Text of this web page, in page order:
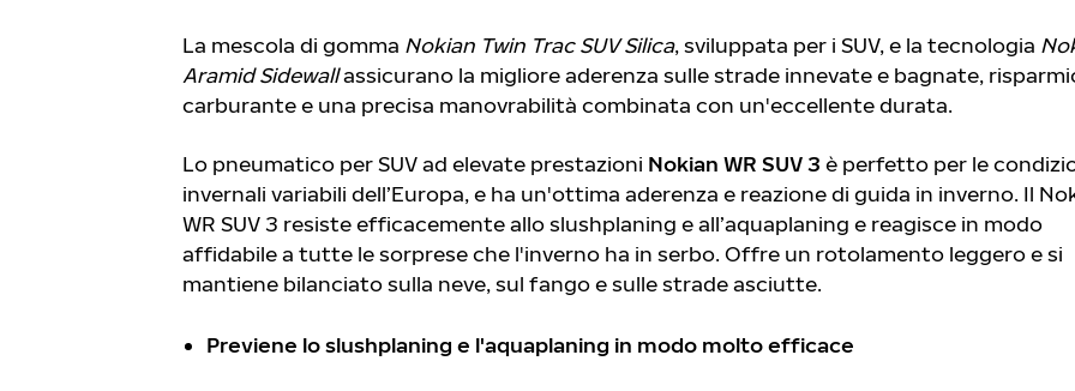
La mescola di gomma Nokian Twin Trac SUV Silica, sviluppata per i SUV, e la tecnologia
Aramid Sidewallassicurano la migliore aderenza sulle strade innevate e bagnate,
carburante e una precisa manovrabilità combinata con un'eccellente durata.
Lo pneumatico per SUV ad elevate prestazioni Nokian WR SUV 3 è perfetto per le
invernali variabili dell’Europa, e ha un'ottima aderenza e reazione di guida in inverno. Il
WR SUV 3 resiste efficacemente allo slushplaning e all’aquaplaning e reagisce in modo
affidabile a tutte le sorprese che l'inverno ha in serbo. Offre un rotolamento leggero e si
mantiene bilanciato sulla neve, sul fango e sulle strade asciutte.
Previene lo slushplaning e l'aquaplaning in modo molto efficace